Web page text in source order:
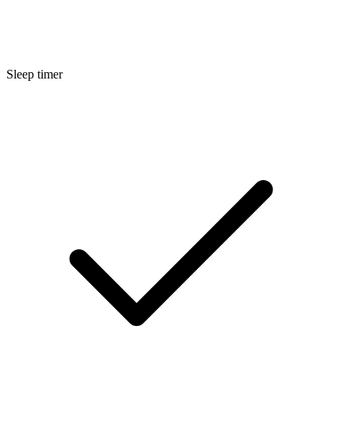
Sleep timer